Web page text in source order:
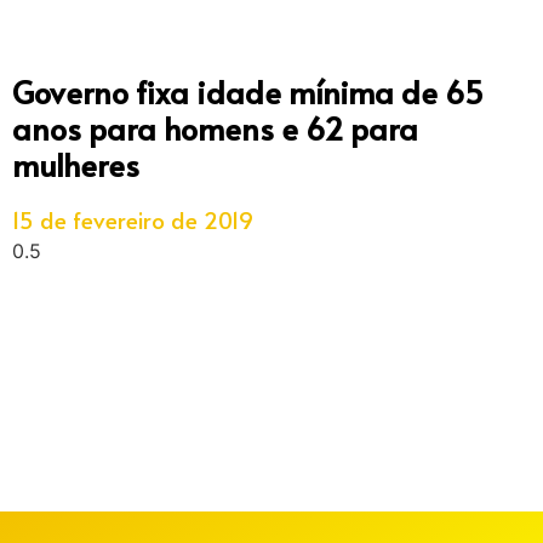
Governo fixa idade mínima de 65
anos para homens e 62 para
mulheres
15 de fevereiro de 2019